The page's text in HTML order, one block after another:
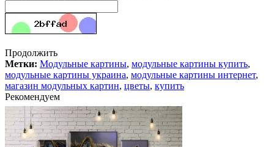
Продолжить
Метки: Модульные картины, модульные картины купить,
модульные картины украина, модульные картины интернет,
магазин модульных картин, цветы, купить
Рекомендуем